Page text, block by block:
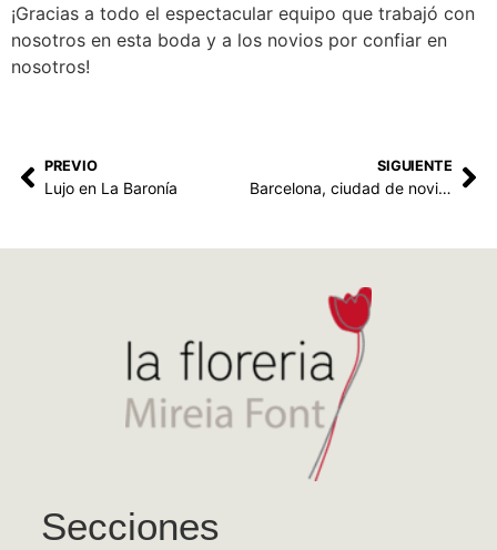
¡Gracias a todo el espectacular equipo que trabajó con
nosotros en esta boda y a los novios por confiar en
nosotros!
PREVIO
Lujo en La Baronía
SIGUIENTE
Barcelona, ciudad de novias
Secciones